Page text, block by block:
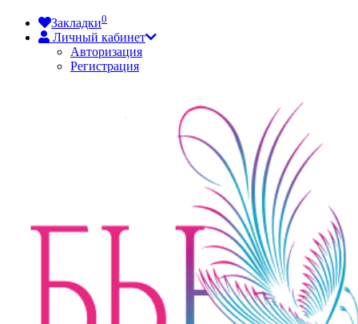
Закладки0
Личный кабинет
Авторизация
Регистрация